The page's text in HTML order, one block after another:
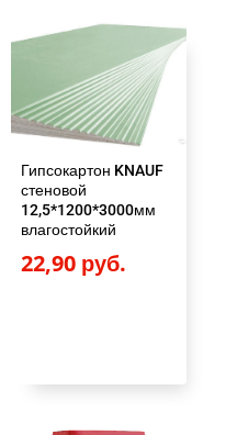
а
л
ь
а
я
с
ц
е
н
7
Гипсокартон KNAUF
стеновой
12,5*1200*3000мм
влагостойкий
22,90 руб.